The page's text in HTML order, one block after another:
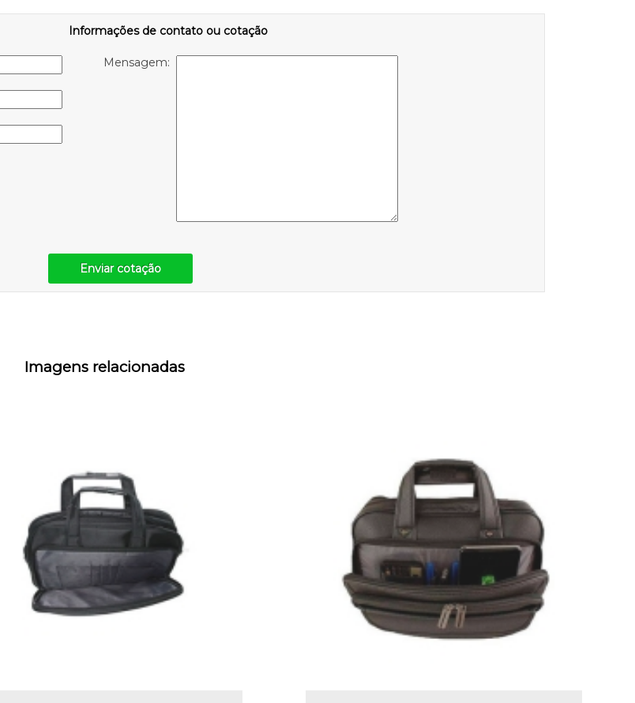
Informações de contato ou cotação
Mensagem:
Enviar cotação
Imagens relacionadas